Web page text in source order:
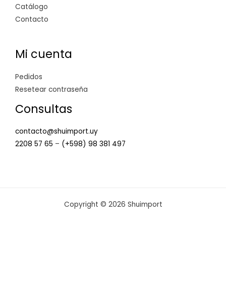
Catálogo
Contacto
Mi cuenta
Pedidos
Resetear contraseña
Consultas
contacto@shuimport.uy
2208 57 65 – (+598) 98 381 497
Copyright © 2026 Shuimport